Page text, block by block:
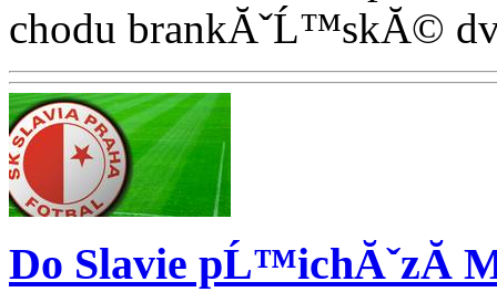
chodu brankĂˇĹ™skĂ©
Do Slavie pĹ™ichĂˇzĂ­